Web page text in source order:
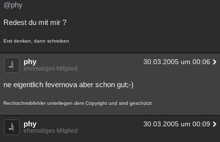
Astronomie
Übersichten
Besucht Geschlossen
@phy
Redest du mit mir ?
Erst denken, dann schreiben
phy 30.03.2005 um 00:06
ehemaliges Mitglied
ne eigentlich fevernova aber schon gut;-)
Rechtschreibfehler unterliegen dem Copyright und sind geschützt
phy 30.03.2005 um 00:09
ehemaliges Mitglied